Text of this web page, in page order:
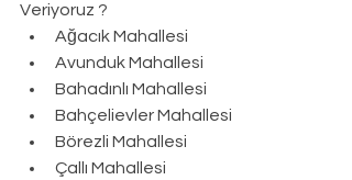
Veriyoruz ?
Ağacık Mahallesi
Avunduk Mahallesi
Bahadınlı Mahallesi
Bahçelievler Mahallesi
Börezli Mahallesi
Çallı Mahallesi